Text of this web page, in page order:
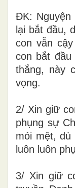
ĐK: Nguyện
lại bắt đầu,
con vẫn
con bắt đầu
thắng, này
vọng.
2/ Xin giữ
phụng sự
mỏi mệt, dù
luôn luôn
3/ Xin giữ